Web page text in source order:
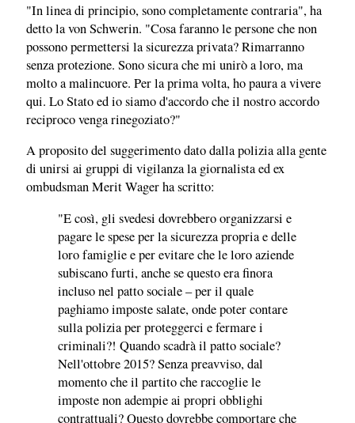
"In linea di principio, sono completamente contraria", ha
detto la von Schwerin. "Cosa faranno le persone che non
possono permettersi la sicurezza privata? Rimarranno
senza protezione. Sono sicura che mi unirò a loro, ma
molto a malincuore. Per la prima volta, ho paura a vivere
qui. Lo Stato ed io siamo d'accordo che il nostro accordo
reciproco venga rinegoziato?"
A proposito del suggerimento dato dalla polizia alla gente
di unirsi ai gruppi di vigilanza la giornalista ed ex
ombudsman Merit Wager ha scritto:
"E così, gli svedesi dovrebbero organizzarsi e
pagare le spese per la sicurezza propria e delle
loro famiglie e per evitare che le loro aziende
subiscano furti, anche se questo era finora
incluso nel patto sociale – per il quale
paghiamo imposte salate, onde poter contare
sulla polizia per proteggerci e fermare i
criminali?! Quando scadrà il patto sociale?
Nell'ottobre 2015? Senza preavviso, dal
momento che il partito che raccoglie le
imposte non adempie ai propri obblighi
contrattuali? Questo dovrebbe comportare che